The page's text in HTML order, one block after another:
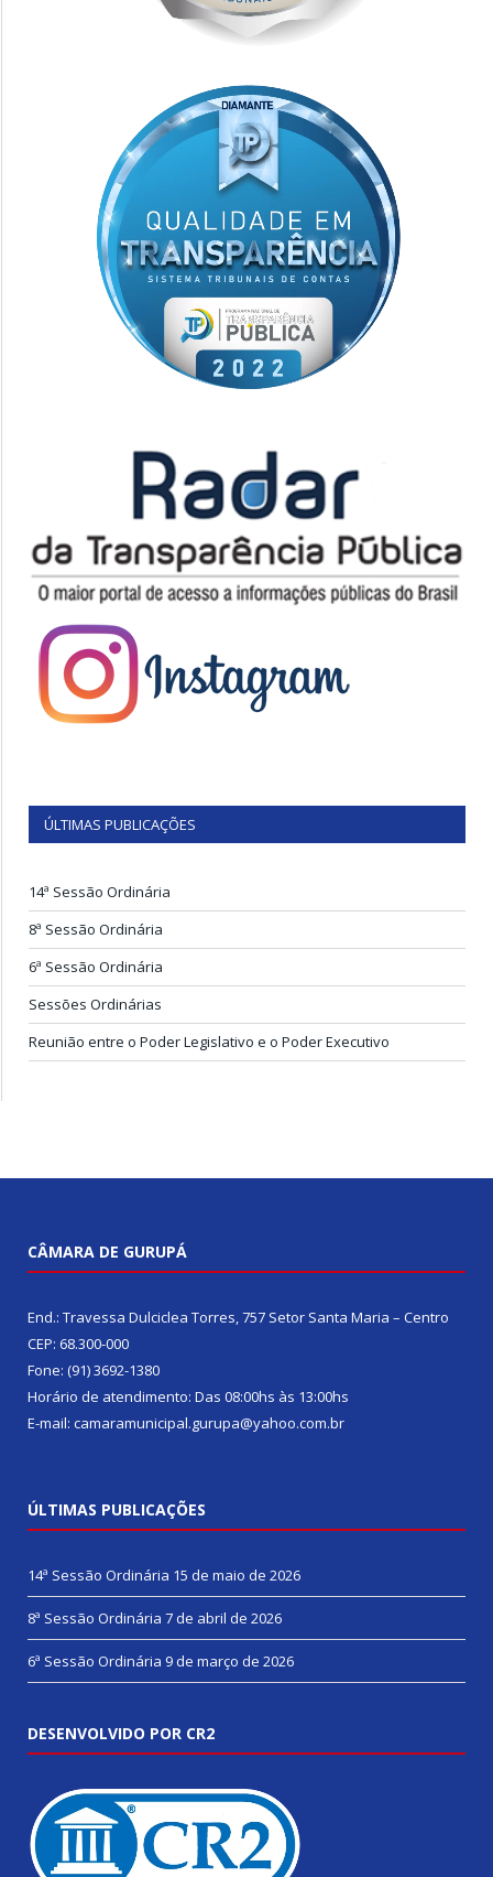
ÚLTIMAS PUBLICAÇÕES
14ª Sessão Ordinária
8ª Sessão Ordinária
6ª Sessão Ordinária
Sessões Ordinárias
Reunião entre o Poder Legislativo e o Poder Executivo
CÂMARA DE GURUPÁ
End.: Travessa Dulciclea Torres, 757 Setor Santa Maria – Centro
CEP: 68.300-000
Fone: (91) 3692-1380
Horário de atendimento: Das 08:00hs às 13:00hs
E-mail: camaramunicipal.gurupa@yahoo.com.br
ÚLTIMAS PUBLICAÇÕES
14ª Sessão Ordinária 15 de maio de 2026
8ª Sessão Ordinária 7 de abril de 2026
6ª Sessão Ordinária 9 de março de 2026
DESENVOLVIDO POR CR2